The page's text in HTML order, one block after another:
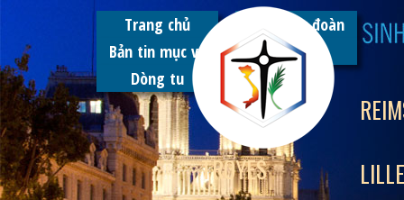
Trang chủ
Tuyên úy đoàn
Bản tin mục vụ
Hình ảnh
Dòng tu
LILLE
TROYES